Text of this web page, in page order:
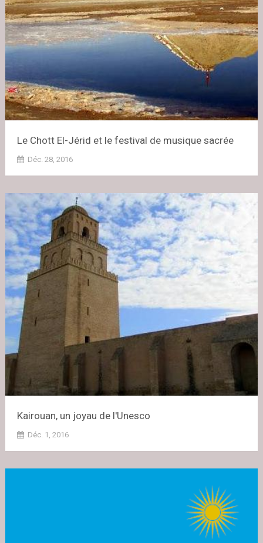
Le Chott El-Jérid et le festival de musique sacrée
Déc. 28, 2016
Kairouan, un joyau de l'Unesco
Déc. 1, 2016